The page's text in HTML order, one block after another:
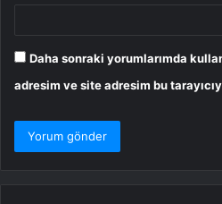
Daha sonraki yorumlarımda
adresim ve site adresim bu